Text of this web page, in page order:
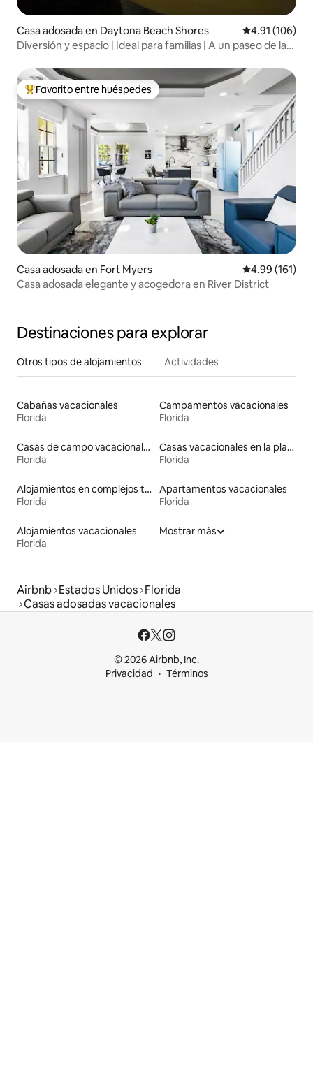
Casa adosada en Daytona Beach Shores Calificación
4.91 (106)
Diversión y espacio | Ideal para familias | A un paseo de la
Favorito entre huéspedes preferido
Favorito entre huéspedes
Casa adosada en Fort Myers Calificación
4.99 (161)
Casa adosada elegante y acogedora en River District
Destinaciones para explorar
Otros tipos de alojamientos Actividades
Cabañas vacacionales
Florida
Campamentos vacacionales
Florida
Casas de campo vacacionales
Florida
Casas vacacionales en la playa
Florida
Alojamientos en complejos turísticos
Florida
Apartamentos vacacionales
Florida
Alojamientos vacacionales
Florida
Mostrar más
Airbnb Estados Unidos Florida
Casas adosadas vacacionales
© 2026 Airbnb, Inc.
Privacidad
Términos